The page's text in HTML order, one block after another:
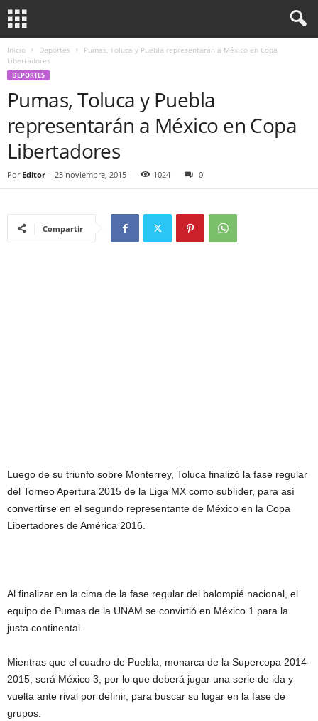
Inicio Deportes
Pumas, Toluca y Puebla representarán a México en Copa
Libertadores
DEPORTES
Pumas, Toluca y Puebla
representarán a México en Copa
Libertadores
Por Editor - 23 noviembre, 2015 1024 0
Compartir
Luego de su triunfo sobre Monterrey, Toluca finalizó la fase regular
del Torneo Apertura 2015 de la Liga MX como sublíder, para así
convertirse en el segundo representante de México en la Copa
Libertadores de América 2016.
Al finalizar en la cima de la fase regular del balompié nacional, el
equipo de Pumas de la UNAM se convirtió en México 1 para la
justa continental.
Mientras que el cuadro de Puebla, monarca de la Supercopa 2014-
2015, será México 3, por lo que deberá jugar una serie de ida y
vuelta ante rival por definir, para buscar su lugar en la fase de
grupos.